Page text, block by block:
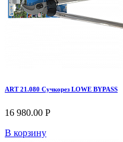
ART 21.080 Сучкорез LOWE BYPASS
16 980.00 Р
В корзину